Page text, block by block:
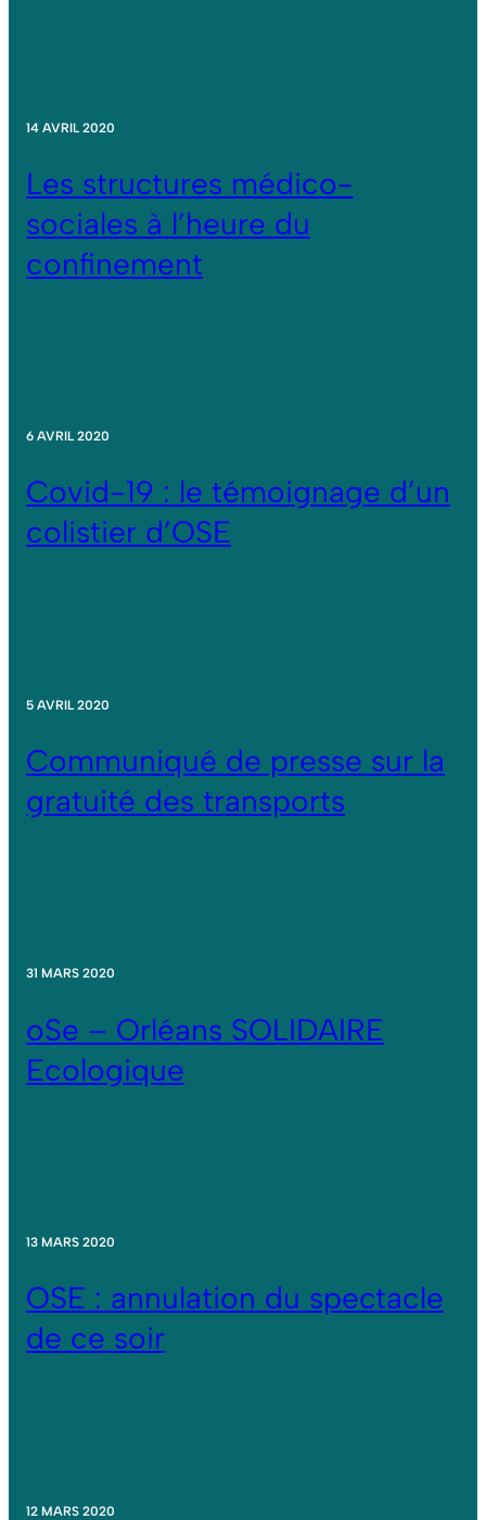
14 AVRIL 2020
Les structures médico-
sociales à l’heure du
confinement
6 AVRIL 2020
Covid-19 : le témoignage d’un
colistier d’OSE
5 AVRIL 2020
Communiqué de presse sur la
gratuité des transports
31 MARS 2020
oSe – Orléans SOLIDAIRE
Ecologique
13 MARS 2020
OSE : annulation du spectacle
de ce soir
12 MARS 2020